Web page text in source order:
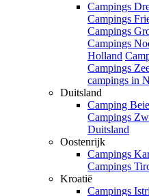
Campings
Campings
Campings
Campings
Holland
Campings
campings in
Duitsland
Camping
Campings
Duitsland
Oostenrijk
Campings
Campings
Kroatië
Campings